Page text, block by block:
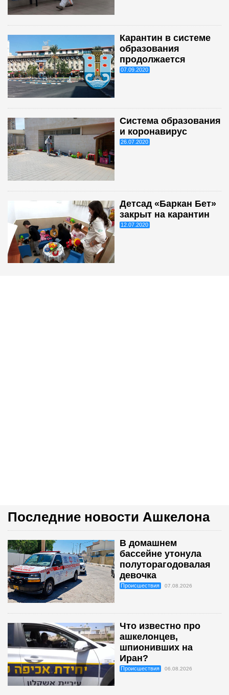
Карантин в системе
образования
продолжается
07.09.2020
Система образования
и коронавирус
26.07.2020
Детсад «Баркан Бет»
закрыт на карантин
12.07.2020
Последние новости Ашкелона
В домашнем
бассейне утонула
полуторагодовалая
девочка
Происшествия 07.08.2026
Что известно про
ашкелонцев,
шпионивших на
Иран?
Происшествия 06.08.2026